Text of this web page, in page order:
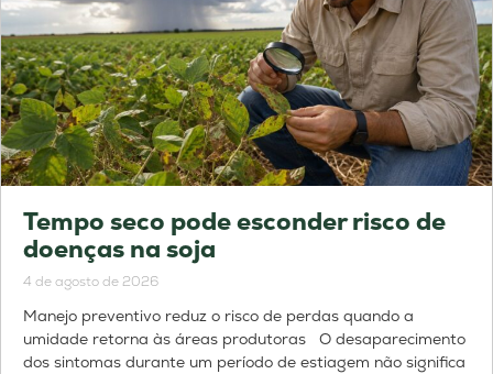
Tempo seco pode esconder risco de
doenças na soja
4 de agosto de 2026
Manejo preventivo reduz o risco de perdas quando a
umidade retorna às áreas produtoras O desaparecimento
dos sintomas durante um período de estiagem não significa